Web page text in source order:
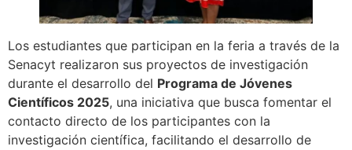
Los estudiantes que participan en la feria a través de la
Senacyt realizaron sus proyectos de investigación
durante el desarrollo del Programa de Jóvenes
Científicos 2025, una iniciativa que busca fomentar el
contacto directo de los participantes con la
investigación científica, facilitando el desarrollo de